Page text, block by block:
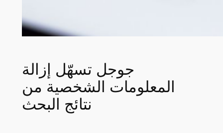
جوجل تسهّل إزالة
المعلومات الشخصية من
نتائج البحث